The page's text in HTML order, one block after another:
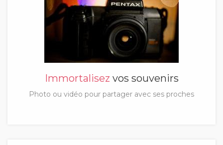
Immortalisez vos souvenirs
Photo ou vidéo pour partager avec ses proches